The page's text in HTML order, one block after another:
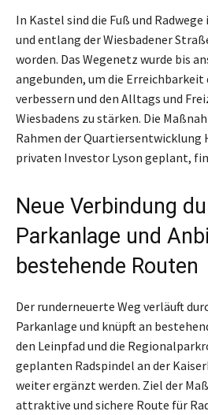
In Kastel sind die Fuß und
und entlang der Wiesbadener
worden. Das Wegenetz wurde bis
angebunden, um die Erreichbarkeit
verbessern und den Alltags und
Wiesbadens zu stärken. Die
Rahmen der Quartiersentwicklung
privaten Investor Lyson geplant,
Neue Verbindung
Parkanlage und
bestehende Routen
Der runderneuerte Weg verläuft
Parkanlage und knüpft an
den Leinpfad und die
geplanten Radspindel an der
weiter ergänzt werden. Ziel der
attraktive und sichere Route für